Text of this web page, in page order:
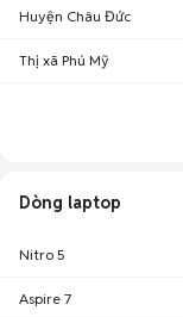
Ngoài ra, bài viết
Huyện Châu Đức
Thị xã Phú Mỹ
Dòng laptop
Nitro 5
Aspire 7